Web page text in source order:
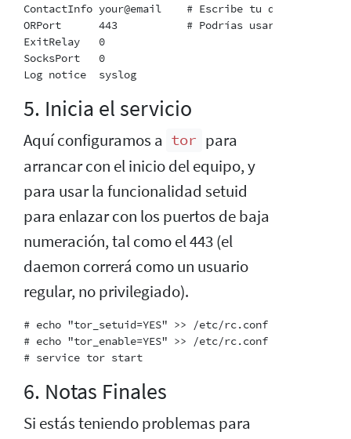
ContactInfo your@email    # Escribe tu dirección
ORPort      443           # Podrías usar un puerto
ExitRelay   0
SocksPort   0
5. Inicia el servicio
Aquí configuramos a tor para
arrancar con el inicio del equipo, y
para usar la funcionalidad setuid
para enlazar con los puertos de baja
numeración, tal como el 443 (el
daemon correrá como un usuario
regular, no privilegiado).
# echo "tor_setuid=YES" >> /etc/rc.conf
# echo "tor_enable=YES" >> /etc/rc.conf
6. Notas Finales
Si estás teniendo problemas para